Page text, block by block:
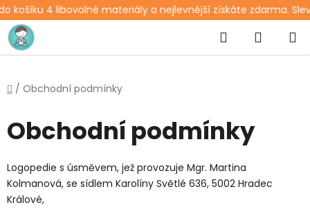
4 libovolné materiály a nejlevnější získáte zdarma. Sleva
Přejít
na
obsah
Hledat
KOŠÍK
Domů
/ Obchodní podmínky
Obchodní podmínky
Logopedie s úsměvem, jež provozuje Mgr. Martina
Kolmanová, se sídlem Karolíny Světlé 636, 5002 Hradec
Králové,